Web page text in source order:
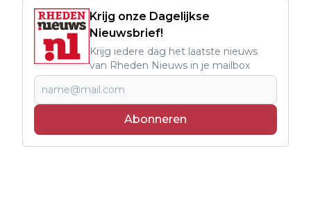
Krijg onze Dagelijkse
Nieuwsbrief!
Krijg iedere dag het laatste nieuws
van Rheden Nieuws in je mailbox
Abonneren